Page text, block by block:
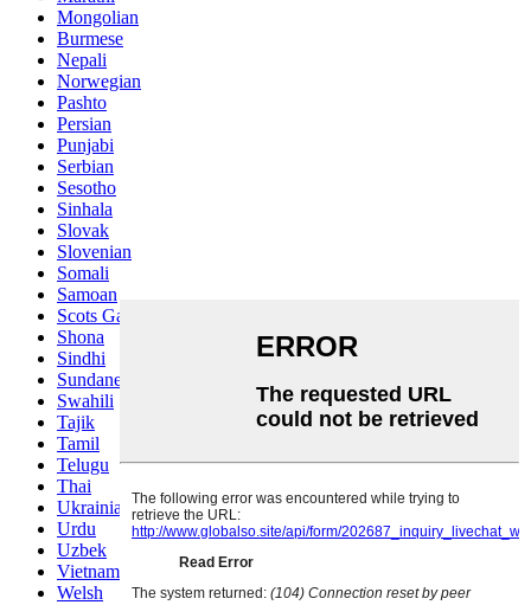
Mongolian
Burmese
Nepali
Norwegian
Pashto
Persian
Punjabi
Serbian
Sesotho
Sinhala
Slovak
Slovenian
Somali
Samoan
Scots Gaelic
Shona
Sindhi
Sundanese
Swahili
Tajik
Tamil
Telugu
Thai
Ukrainian
Urdu
Uzbek
Vietnamese
Welsh